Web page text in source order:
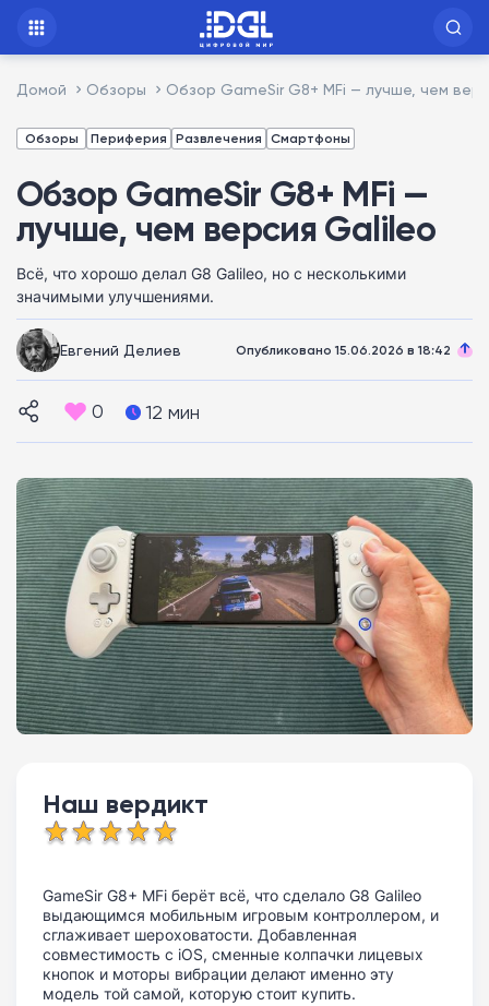
Домой Обзоры Обзор GameSir G8+ MFi — лучше, чем
Обзоры Периферия Развлечения Смартфоны
Обзор GameSir G8+ MFi —
лучше, чем версия Galileo
Всё, что хорошо делал G8 Galileo, но с несколькими
значимыми улучшениями.
Евгений Делиев Опубликовано 15.06.2026 в 18:42
0 12 мин
Наш вердикт
GameSir G8+ MFi берёт всё, что сделало G8 Galileo
выдающимся мобильным игровым контроллером, и
сглаживает шероховатости. Добавленная
совместимость с iOS, сменные колпачки лицевых
кнопок и моторы вибрации делают именно эту
модель той самой, которую стоит купить.